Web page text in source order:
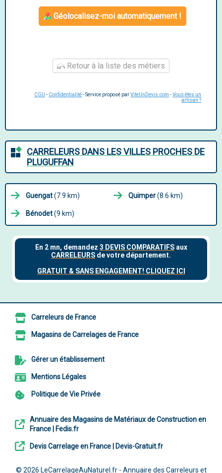
Géolocalisez-moi automatiquement !
Retour à la liste des métiers
CGU - Confidentialité- Service proposé parViteUnDevis.com -Vous êtes un
artisan ?
CARRELEURS DANS LES VILLES PROCHES DE
PLUGUFFAN
Guengat(7.9 km) Quimper(8.6 km)
Bénodet(9 km)
Carreleurs de France
Magasins de Carrelages de France
Gérer un établissement
Mentions Légales
Politique de Vie Privée
Annuaire des Magasins de Matériaux de Construction en
France | Fedis.fr
Devis Carrelage en France | Devis-Gratuit.fr
© 2026 LeCarrelageAuNaturel.fr - Annuaire des Carreleurs et